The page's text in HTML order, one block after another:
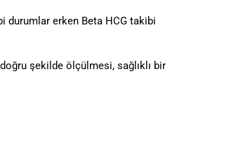
durumlar erken Beta HCG takibi
şekilde ölçülmesi, sağlıklı bir